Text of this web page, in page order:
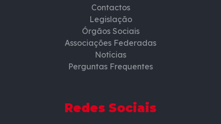
Contactos
Legislação
Órgãos Sociais
Associações Federadas
Notícias
Perguntas Frequentes
Redes Sociais